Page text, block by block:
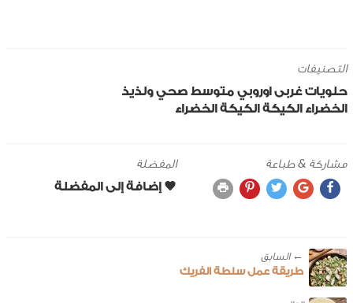
التصنيفات
حلويات غربى اوروبي متوسط صحي ولذيذ
الخضراء الكيكة الكيكة الخضراء
مشاركة & طباعة المفضلة
← ‎السابق
طريقة عمل سلطة الفريك